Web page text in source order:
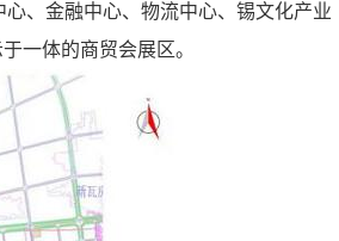
、金融中心、物流中心、锡文化产业
一体的商贸会展区。